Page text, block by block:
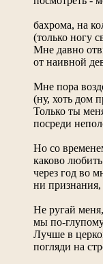
бахрома, на
(только ногу
Мне давно
от наивной
Мне пора
(ну, хоть дом
Только ты
посреди
Но со
каково любить
через год во
ни признания,
Не ругай
мы по-
Лучше в
погляди на